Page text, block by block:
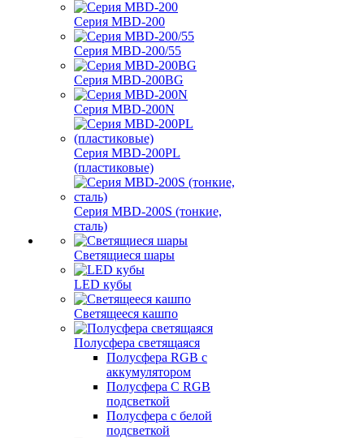
Серия MBD-200
Серия MBD-200/55
Серия MBD-200BG
Серия MBD-200N
Серия MBD-200PL
(пластиковые)
Серия MBD-200S (тонкие,
сталь)
Светящиеся шары
LED кубы
Светящееся кашпо
Полусфера светящаяся
Полусфера RGB с
аккумулятором
Полусфера С RGB
подсветкой
Полусфера с белой
подсветкой